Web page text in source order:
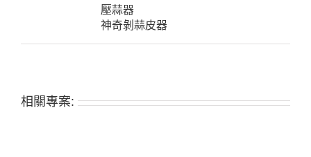
壓蒜器
神奇剝蒜皮器
相關專案: